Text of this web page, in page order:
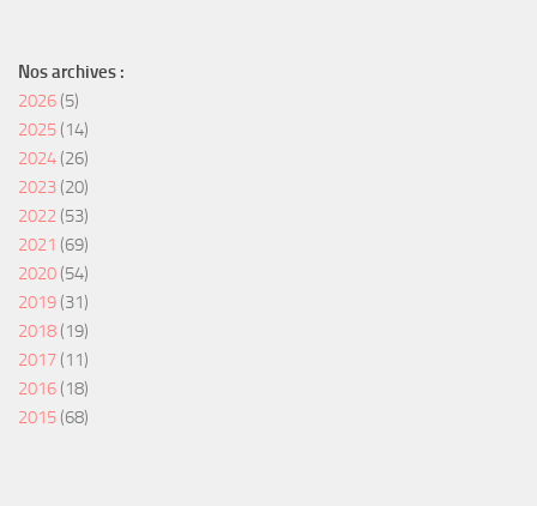
Nos archives :
2026 (5)
2025 (14)
2024 (26)
2023 (20)
2022 (53)
2021 (69)
2020 (54)
2019 (31)
2018 (19)
2017 (11)
2016 (18)
2015 (68)